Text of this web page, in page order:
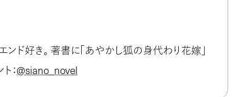
ド好き。 著書に「あやかし狐の身代わり花嫁」
：@siano_novel